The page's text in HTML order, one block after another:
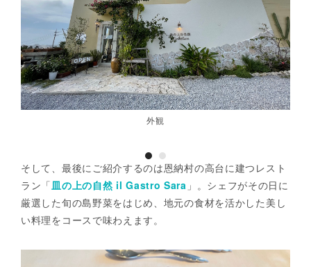
外観
そして、最後にご紹介するのは恩納村の高台に建つレスト
ラン「 皿の上の自然 il Gastro Sara 」。シェフがその日に
厳選した旬の島野菜をはじめ、地元の食材を活かした美し
い料理をコースで味わえます。